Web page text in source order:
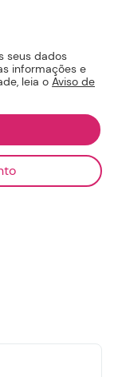
seus dados
informações e
leia o Aviso de